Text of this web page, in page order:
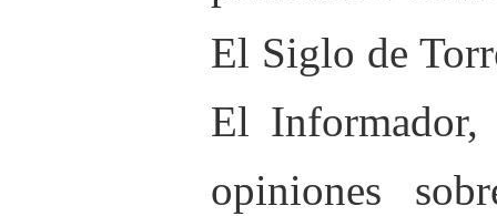
El Siglo de
El Informador,
opiniones